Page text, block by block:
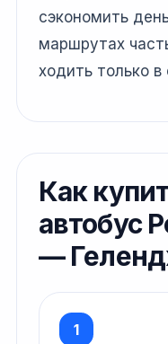
сэкономить
маршрутах
ходить только
Как
автобус
—
1